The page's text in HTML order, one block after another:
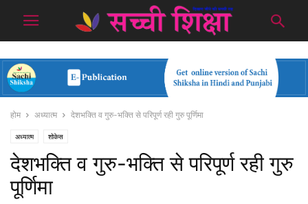
होम अध्यात्म देशभक्ति व गुरु-भक्ति से परिपूर्ण रही गुरु पूर्णिमा
अध्यात्म शोकेस
देशभक्ति व गुरु-भक्ति से परिपूर्ण रही गुरु
पूर्णिमा